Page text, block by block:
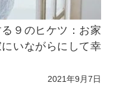
９のヒケツ：お家
いながらにして幸
2021年9月7日